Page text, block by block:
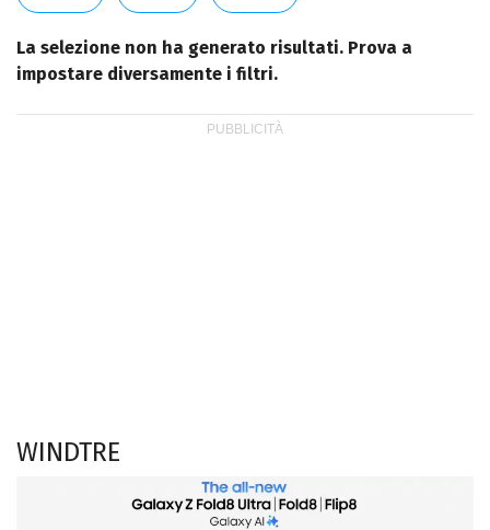
La selezione non ha generato risultati. Prova a
impostare diversamente i filtri.
WINDTRE